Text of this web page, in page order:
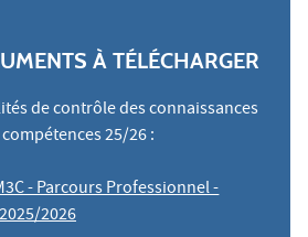
À TÉLÉCHARGER
de contrôle des connaissances
25/26 :
- Parcours Professionnel -
2025/2026